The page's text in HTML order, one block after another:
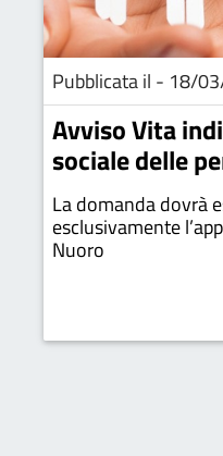
Pubblicata il - 18/
Avviso Vita
sociale delle
La domanda dovrà
esclusivamente
Nuoro